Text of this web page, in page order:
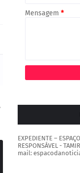
Mensagem *
EXPEDIENTE –
RESPONSÁVEL -
mail: